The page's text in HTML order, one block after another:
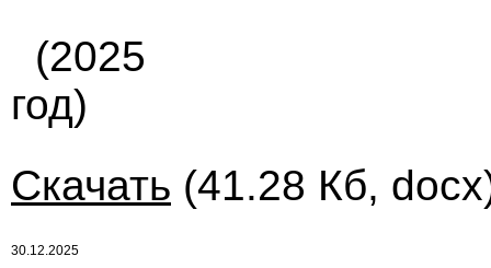
(2025
год)
Скачать (41.28 Кб,
30.12.2025